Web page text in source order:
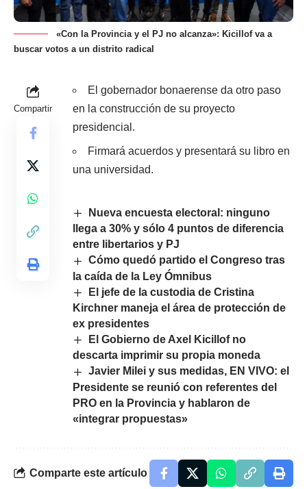
«Con la Provincia y el PJ no alcanza»: Kicillof va a
buscar votos a un distrito radical
Compartir
El gobernador bonaerense da otro paso
en la construcción de su proyecto
presidencial.
Firmará acuerdos y presentará su libro en
una universidad.
Nueva encuesta electoral: ninguno
llega a 30% y sólo 4 puntos de diferencia
entre libertarios y PJ
Cómo quedó partido el Congreso tras
la caída de la Ley Ómnibus
El jefe de la custodia de Cristina
Kirchner maneja el área de protección de
ex presidentes
El Gobierno de Axel Kicillof no
descarta imprimir su propia moneda
Javier Milei y sus medidas, EN VIVO: el
Presidente se reunió con referentes del
PRO en la Provincia y hablaron de
«integrar propuestas»
Comparte este artículo